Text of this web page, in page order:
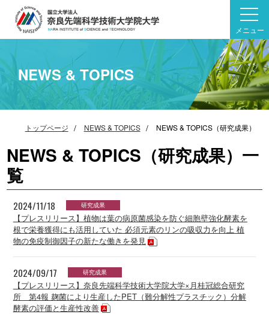
メニュー
NEWS & TOPICS
トップページ NEWS & TOPICS NEWS & TOPICS（研究成果）
NEWS & TOPICS（研究成果）一
覧
2024/11/18 研究成果
【プレスリリース】植物は葉の病原菌感染を防ぐ細胞壁強化酵素を
根で栄養獲得にも活用していた 必須元素のリンの吸収力を向上 植
物の免疫制御因子の新たな働きを発見
2024/09/17 研究成果
【プレスリリース】奈良先端科学技術大学院大学×月桂冠総合研究
所 第4報 麹菌により生産したPET（難分解性プラスチック）分解
酵素の評価と生産性改善